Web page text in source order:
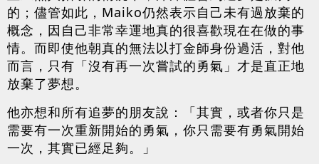
的；儘管如此，Maiko仍然表示自己未有過放棄的
概念，因自己非常幸運地真的很喜歡現在在做的事
情。而即使他朝真的無法以打金師身份過活，對他
而言，只有「沒有再一次嘗試的勇氣」才是直正地
放棄了夢想。
他亦想和所有追夢的朋友說：「其實，或者你只是
需要有一次重新開始的勇氣，你只需要有勇氣開始
一次，其實已經足夠。」